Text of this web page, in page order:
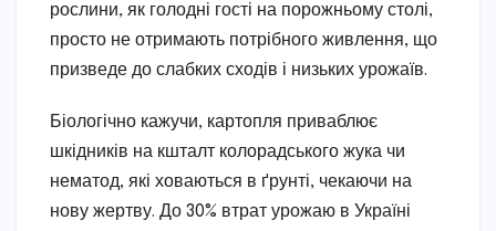
рослини, як голодні гості на порожньому столі,
просто не отримають потрібного живлення, що
призведе до слабких сходів і низьких урожаїв.
Біологічно кажучи, картопля приваблює
шкідників на кшталт колорадського жука чи
нематод, які ховаються в ґрунті, чекаючи на
нову жертву. До 30% втрат урожаю в Україні